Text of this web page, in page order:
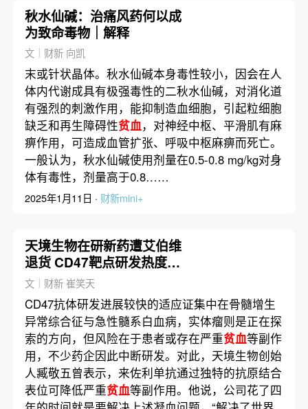
秋水仙碱：治痛风药何以成
为致命毒物｜解释
文｜财新 向凯
末或针状晶体。秋水仙碱本身毒性较小，因会在人
体内代谢成具有极强毒性的二秋水仙碱，对消化道
有强烈的刺激作用，能抑制造血细胞，引起粒细胞
缺乏和再生障碍性贫血，对神经中枢、平滑肌有麻
痹作用，可造成血管扩张、呼吸中枢麻痹而死亡。
一般认为，秋水仙碱使用剂量在0.5-0.8 mg/kg对身
体有毒性，剂量高于0.8……
2025年1月11日 · 财新mini+
天境生物在研新药遭艾伯维
退货 CD47靶点研发热度仍
高
文｜财新 崔笑天
CD47抗体研发进展较快的适应证集中在骨髓增生
异常综合征与急性髓系白血病，实体瘤则是正在探
索的方向，但风险在于患者或存在严重贫血等副作
用，不少药企因此中断研发。对此，天境生物创始
人臧敬五曾表示，来佐利单抗通过独特的抗原结合
表位可降低严重贫血等副作用。他说，公司花了四